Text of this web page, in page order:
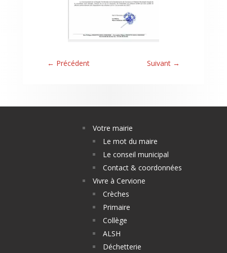
← Précédent Suivant →
Votre mairie
Le mot du maire
Le conseil municipal
Contact & coordonnées
Vivre à Cervione
Crèches
Primaire
Collège
ALSH
Déchetterie